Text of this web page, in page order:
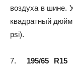
воздуха в шине.
квадратный
psi).
7. 195/65 R15